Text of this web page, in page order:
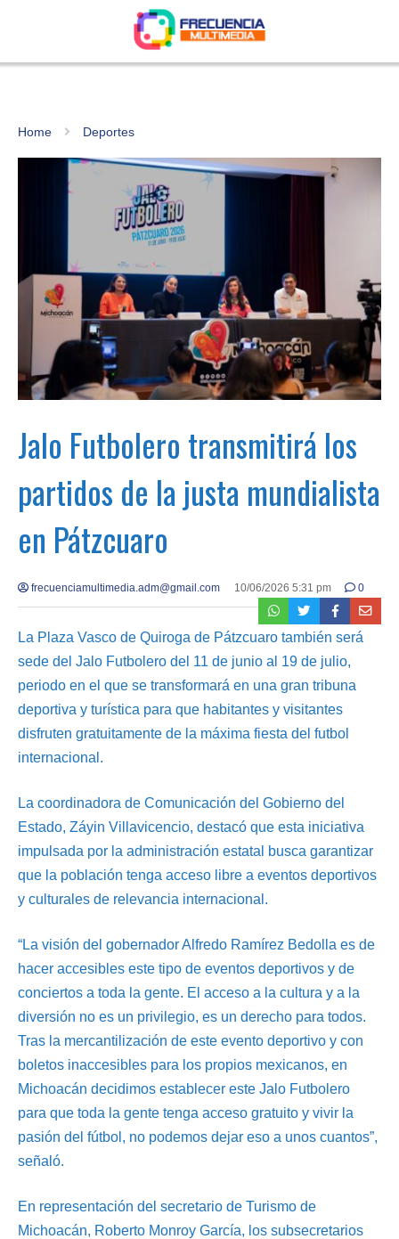
Home Deportes
Jalo Futbolero transmitirá los
partidos de la justa mundialista
en Pátzcuaro
frecuenciamultimedia.adm@gmail.com 10/06/2026 5:31 pm 0
La Plaza Vasco de Quiroga de Pátzcuaro también será
sede del Jalo Futbolero del 11 de junio al 19 de julio,
periodo en el que se transformará en una gran tribuna
deportiva y turística para que habitantes y visitantes
disfruten gratuitamente de la máxima fiesta del futbol
internacional.
La coordinadora de Comunicación del Gobierno del
Estado, Záyin Villavicencio, destacó que esta iniciativa
impulsada por la administración estatal busca garantizar
que la población tenga acceso libre a eventos deportivos
y culturales de relevancia internacional.
“La visión del gobernador Alfredo Ramírez Bedolla es de
hacer accesibles este tipo de eventos deportivos y de
conciertos a toda la gente. El acceso a la cultura y a la
diversión no es un privilegio, es un derecho para todos.
Tras la mercantilización de este evento deportivo y con
boletos inaccesibles para los propios mexicanos, en
Michoacán decidimos establecer este Jalo Futbolero
para que toda la gente tenga acceso gratuito y vivir la
pasión del fútbol, no podemos dejar eso a unos cuantos”,
señaló.
En representación del secretario de Turismo de
Michoacán, Roberto Monroy García, los subsecretarios